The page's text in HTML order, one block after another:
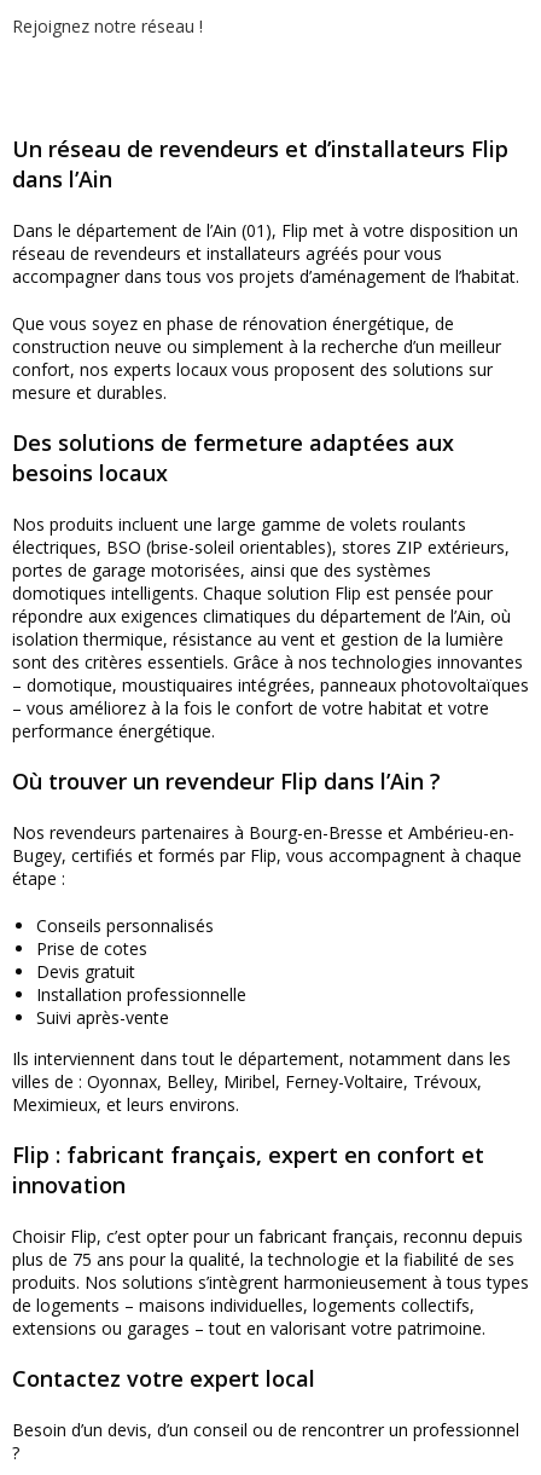
Rejoignez notre réseau !
Un réseau de revendeurs et d’installateurs Flip
dans l’Ain
Dans le département de l’Ain (01), Flip met à votre disposition un
réseau de revendeurs et installateurs agréés pour vous
accompagner dans tous vos projets d’aménagement de l’habitat.
Que vous soyez en phase de rénovation énergétique, de
construction neuve ou simplement à la recherche d’un meilleur
confort, nos experts locaux vous proposent des solutions sur
mesure et durables.
Des solutions de fermeture adaptées aux
besoins locaux
Nos produits incluent une large gamme de volets roulants
électriques, BSO (brise-soleil orientables), stores ZIP extérieurs,
portes de garage motorisées, ainsi que des systèmes
domotiques intelligents. Chaque solution Flip est pensée pour
répondre aux exigences climatiques du département de l’Ain, où
isolation thermique, résistance au vent et gestion de la lumière
sont des critères essentiels. Grâce à nos technologies innovantes
– domotique, moustiquaires intégrées, panneaux photovoltaïques
– vous améliorez à la fois le confort de votre habitat et votre
performance énergétique.
Où trouver un revendeur Flip dans l’Ain ?
Nos revendeurs partenaires à Bourg-en-Bresse et Ambérieu-en-
Bugey, certifiés et formés par Flip, vous accompagnent à chaque
étape :
Conseils personnalisés
Prise de cotes
Devis gratuit
Installation professionnelle
Suivi après-vente
Ils interviennent dans tout le département, notamment dans les
villes de : Oyonnax, Belley, Miribel, Ferney-Voltaire, Trévoux,
Meximieux, et leurs environs.
Flip : fabricant français, expert en confort et
innovation
Choisir Flip, c’est opter pour un fabricant français, reconnu depuis
plus de 75 ans pour la qualité, la technologie et la fiabilité de ses
produits. Nos solutions s’intègrent harmonieusement à tous types
de logements – maisons individuelles, logements collectifs,
extensions ou garages – tout en valorisant votre patrimoine.
Contactez votre expert local
Besoin d’un devis, d’un conseil ou de rencontrer un professionnel
?